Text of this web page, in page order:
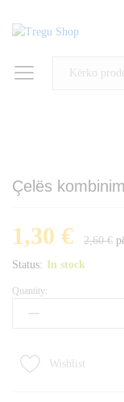
Çelës
1,30 € 2,60€
Status: In stock
Çelës
kombinim
Quantity:
Wishlist